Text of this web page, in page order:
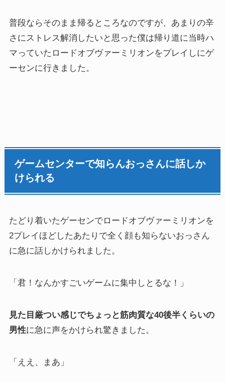
普段ならそのまま帰るところなのですが、あまりの辛
さにストレス解消したいと思った僕は帰り道に当時ハ
マっていたロードオブヴァーミリオンをプレイしにゲ
ーセンに行きました。
ゲームセンターで知らんおっさんに話しか
けられる
たどり着いたゲーセンでロードオブヴァーミリオンを
2プレイほどしたあたりで全く顔も知らないおっさん
に急に話しかけられました。
「君！なんかすごいゲームに集中しとるな！」
見た目厳つい感じでちょっと筋肉質な40後半くらいの
男性に急に声をかけられ驚きました。
「ええ、まあ」